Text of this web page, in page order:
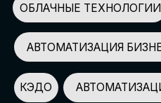
ПАРТНЕРОВ
100+
2500+